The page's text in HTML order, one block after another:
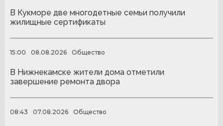
В Кукморе две многодетные семьи получили
жилищные сертификаты
15:00 08.08.2026 Общество
В Нижнекамске жители дома отметили
завершение ремонта двора
08:43 07.08.2026 Общество